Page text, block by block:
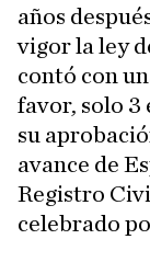
años
vigor la ley
contó con
favor, solo 3
su
avance de
Registro
celebrado